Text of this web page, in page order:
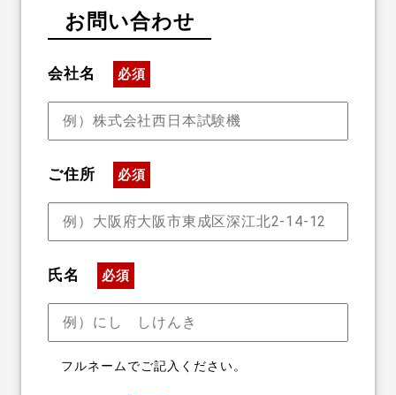
お問い合わせ
会社名 必須
ご住所 必須
氏名 必須
フルネームでご記入ください。